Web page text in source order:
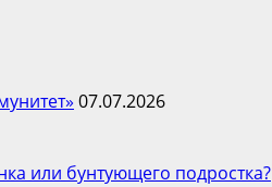
07.07.2026
или бунтующего подростка?